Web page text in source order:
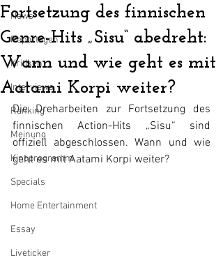
News
Reportagen
Kritiken
Interviews
Ranking
Meinung
Kinoprogramm
Specials
Home Entertainment
Essay
Liveticker
Fortsetzung des finnischen
Genre-Hits „Sisu“ abedreht:
Wann und wie geht es mit
Aatami Korpi weiter?
Die Dreharbeiten zur Fortsetzung des
finnischen Action-Hits „Sisu“ sind
offiziell abgeschlossen. Wann und wie
geht es mit Aatami Korpi weiter?